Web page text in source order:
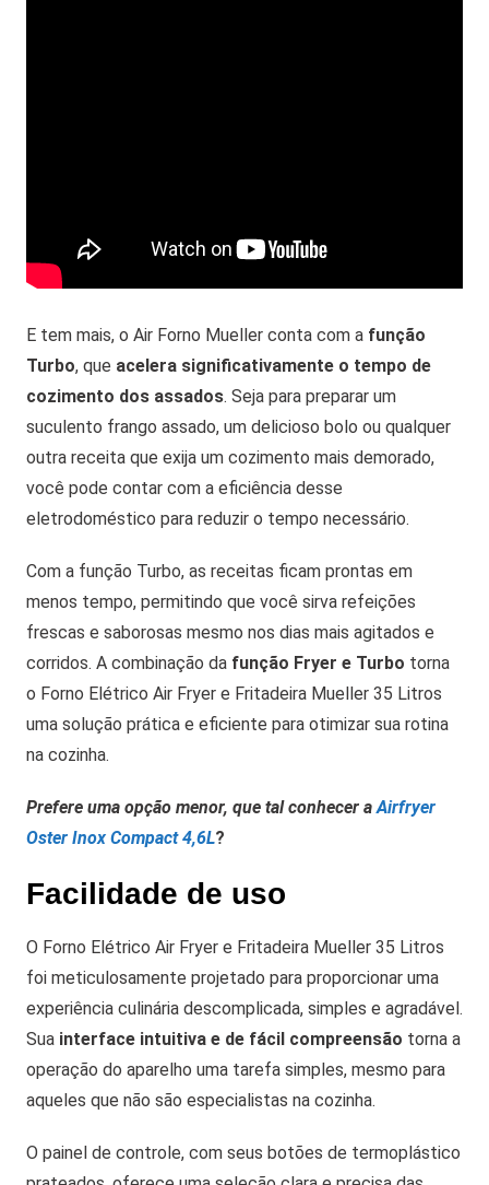
E tem mais, o Air Forno Mueller conta com a função
Turbo, que acelera significativamente o tempo de
cozimento dos assados. Seja para preparar um
suculento frango assado, um delicioso bolo ou qualquer
outra receita que exija um cozimento mais demorado,
você pode contar com a eficiência desse
eletrodoméstico para reduzir o tempo necessário.
Com a função Turbo, as receitas ficam prontas em
menos tempo, permitindo que você sirva refeições
frescas e saborosas mesmo nos dias mais agitados e
corridos. A combinação da função Fryer e Turbo torna
o Forno Elétrico Air Fryer e Fritadeira Mueller 35 Litros
uma solução prática e eficiente para otimizar sua rotina
na cozinha.
Prefere uma opção menor, que tal conhecer aAirfryer
Oster Inox Compact 4,6L?
Facilidade de uso
O Forno Elétrico Air Fryer e Fritadeira Mueller 35 Litros
foi meticulosamente projetado para proporcionar uma
experiência culinária descomplicada, simples e agradável.
Sua interface intuitiva e de fácil compreensão torna a
operação do aparelho uma tarefa simples, mesmo para
aqueles que não são especialistas na cozinha.
O painel de controle, com seus botões de termoplástico